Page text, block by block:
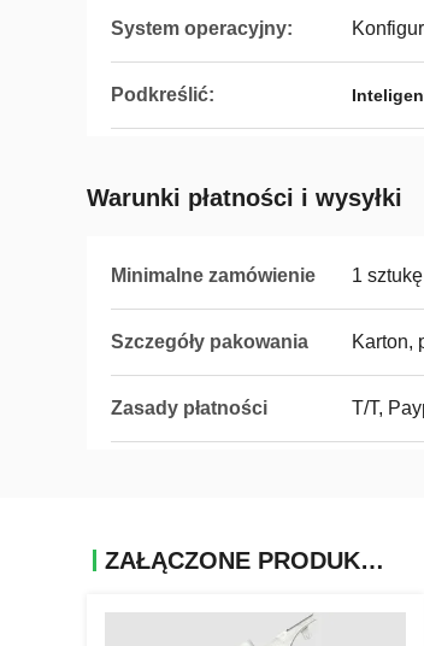
System operacyjny:
Podkreślić:
Warunki płatności i wysyłki
Minimalne zamówienie 1 sztukę
Szczegóły pakowania Karton,
Zasady płatności T/T,
ZAŁĄCZONE PRODUKTY